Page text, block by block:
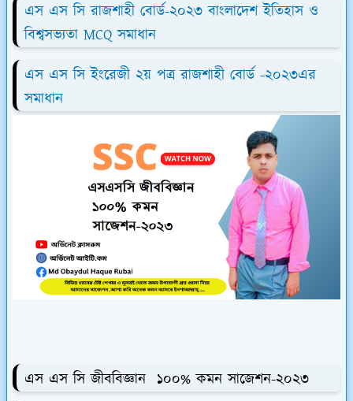
এস এস সি রাজশাহী বোর্ড-২০২৩ বাংলাদেশ ইতিহাস ও
বিশ্বসভ্যতা MCQ সমাধান
এস এস সি ইংরেজী ২য় পত্র রাজশাহী বোর্ড -২০২৩এর
সমাধান
এস এস সি জীববিজ্ঞান ১০০% কমন সাজেশন-২০২৩